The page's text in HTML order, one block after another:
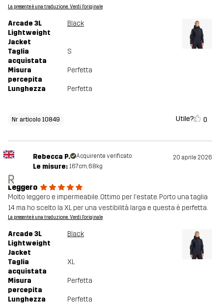
La presente è una traduzione. Verdi l'originale
Arcade 3L
Lightweight
Jacket
Black
Taglia
acquistata
S
Misura
percepita
Perfetta
Lunghezza Perfetta
Nr articolo 10849 Utile? 0
R
Rebecca P. Acquirente verificato 20 aprile 2026
Le misure: 167cm, 68kg
Leggero
Molto leggero e impermeabile. Ottimo per l'estate. Porto una taglia
14 ma ho scelto la XL per una vestibilità larga e questa è perfetta.
La presente è una traduzione. Verdi l'originale
Arcade 3L
Lightweight
Jacket
Black
Taglia
acquistata
XL
Misura
percepita
Perfetta
Lunghezza Perfetta